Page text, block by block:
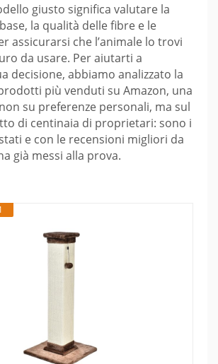
giusto significa valutare la
la qualità delle fibre e le
assicurarsi che l’animale lo trovi
da usare. Per aiutarti a
decisione, abbiamo analizzato la
più venduti su Amazon, una
su preferenze personali, ma sul
di centinaia di proprietari: sono i
e con le recensioni migliori da
già messi alla prova.